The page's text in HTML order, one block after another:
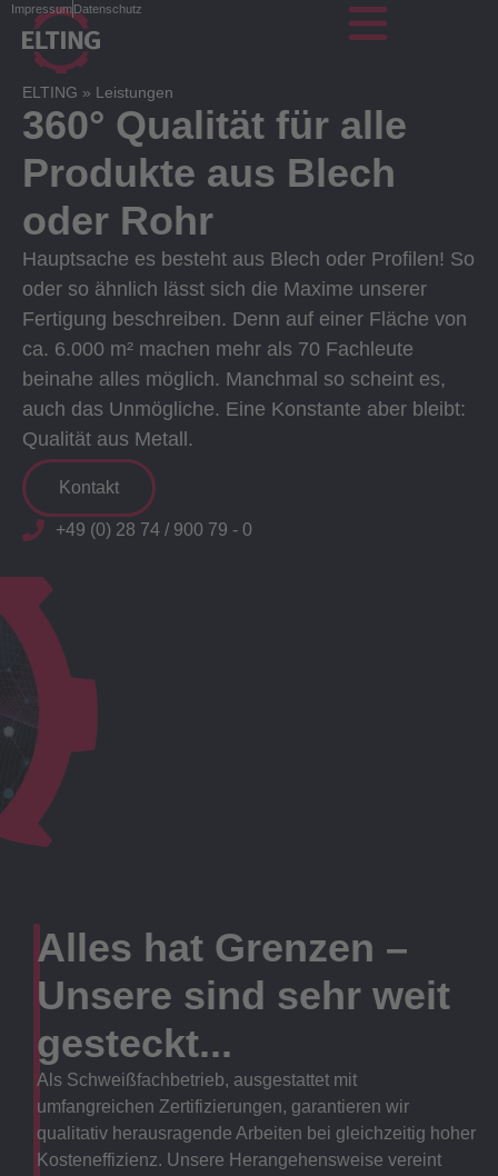
ImpressumDatenschutz
ELTING » Leistungen
360° Qualität für alle
Produkte aus Blech
oder Rohr
Hauptsache es besteht aus Blech oder Profilen! So
oder so ähnlich lässt sich die Maxime unserer
Fertigung beschreiben. Denn auf einer Fläche von
ca. 6.000 m² machen mehr als 70 Fachleute
beinahe alles möglich. Manchmal so scheint es,
auch das Unmögliche. Eine Konstante aber bleibt:
Qualität aus Metall.
Kontakt
+49 (0) 28 74 / 900 79 - 0
Alles hat Grenzen –
Unsere sind sehr weit
gesteckt...
Als Schweißfachbetrieb, ausgestattet mit
umfangreichen Zertifizierungen, garantieren wir
qualitativ herausragende Arbeiten bei gleichzeitig hoher
Kosteneffizienz. Unsere Herangehensweise vereint